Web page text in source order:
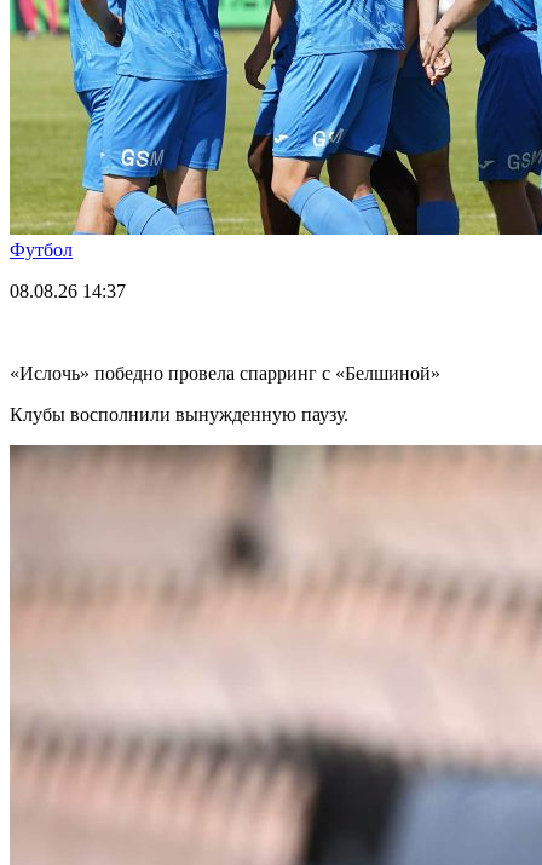
Футбол
08.08.26 14:37
«Ислочь» победно провела спарринг с «Белшиной»
Клубы восполнили вынужденную паузу.